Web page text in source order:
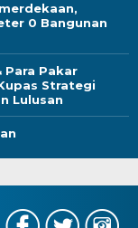
0 Bangunan
Para Pakar
Strategi
Lulusan